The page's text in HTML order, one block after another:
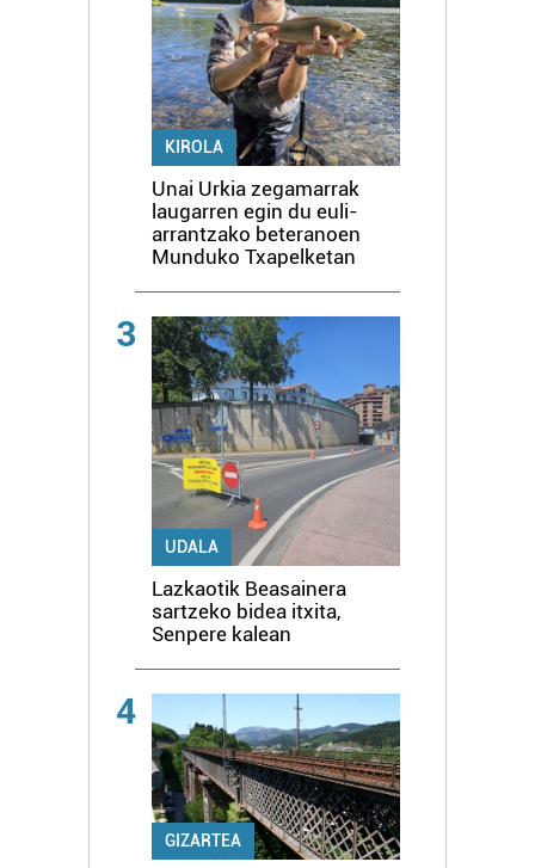
KIROLA
Unai Urkia zegamarrak
laugarren egin du euli-
arrantzako beteranoen
Munduko Txapelketan
3
UDALA
Lazkaotik Beasainera
sartzeko bidea itxita,
Senpere kalean
4
GIZARTEA